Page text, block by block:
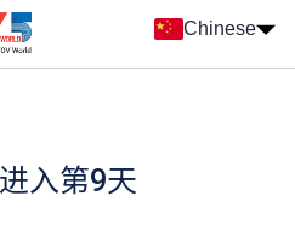
Chinese
入第9天